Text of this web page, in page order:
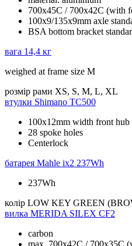
700x45C / 700x42C (with
100x9/135x9mm axle
BSA bottom bracket
вага 14,4 кг
weighed at frame size M
розмір рами XS, S, M, L, XL
втулки Shimano TC500
100x12mm width front hub
28 spoke holes
Centerlock
батарея Mahle ix2 237Wh
237Wh
колір LOW KEY GREEN
вилка MERIDA SILEX CF2
carbon